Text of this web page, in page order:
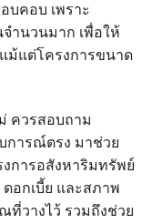
บคอบ เพราะ
ำนวนมาก เพื่อให้
ม้แต่โครงการขนาด
ควรสอบถาม
การณ์ตรง มาช่วย
การอสังหาริมทรัพย์
อกเบี้ย และสภาพ
วางไว้ รวมถึงช่วย